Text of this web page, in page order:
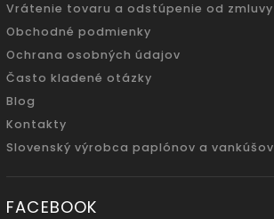
Vrátenie tovaru a odstúpenie od zmluvy
Obchodné podmienky
Ochrana osobných údajov
Často kladené otázky
Blog
Kontakty
Slovenský výrobca paplónov a vankúšov
FACEBOOK